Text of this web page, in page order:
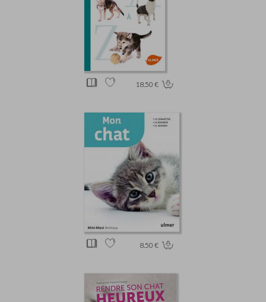
18.50 €
8.50 €